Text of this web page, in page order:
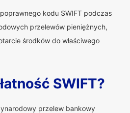
kodu SWIFT podczas
przelewów pieniężnych,
środków do właściwego
SWIFT?
przelew bankowy